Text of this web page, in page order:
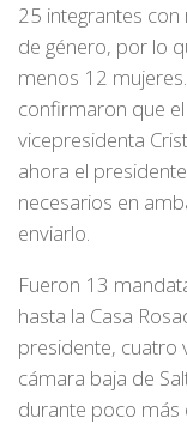
25 integrantes
de género, por lo
menos 12
confirmaron que
vicepresidenta
ahora el
necesarios en
enviarlo.
Fueron 13
hasta la Casa
presidente, cuatro
cámara baja de
durante poco más